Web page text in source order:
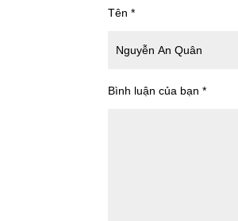
Tên*
Bình luận của bạn*